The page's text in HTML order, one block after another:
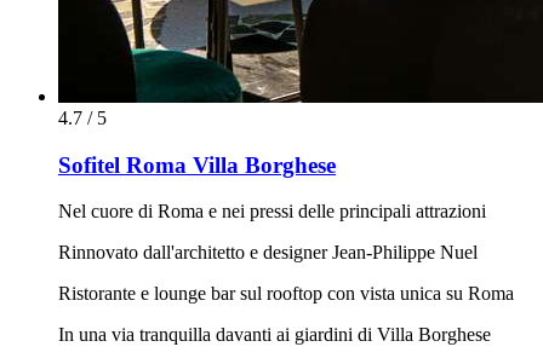
4.7 / 5
Sofitel Roma Villa Borghese
Nel cuore di Roma e nei pressi delle principali attrazioni
Rinnovato dall'architetto e designer Jean-Philippe Nuel
Ristorante e lounge bar sul rooftop con vista unica su Roma
In una via tranquilla davanti ai giardini di Villa Borghese